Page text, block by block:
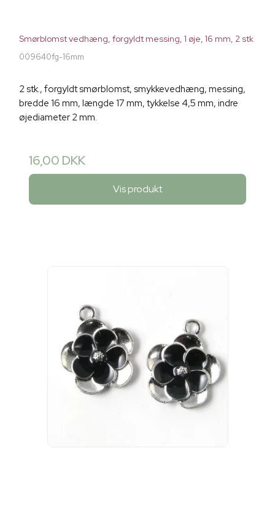
Smørblomst vedhæng, forgyldt messing, 1 øje, 16 mm, 2 stk
009640fg-16mm
2 stk., forgyldt smørblomst, smykkevedhæng, messing,
bredde 16 mm, længde 17 mm, tykkelse 4,5 mm, indre
øjediameter 2 mm.
16,00 DKK
Vis produkt